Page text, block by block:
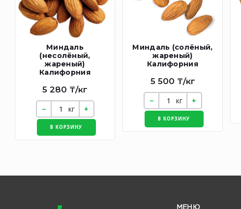
Миндаль
(несолёный,
жареный)
Калифорния
5 280 ₸/кг
кг
В КОРЗИНУ
Миндаль (солёный,
жареный)
Калифорния
5 500 ₸/кг
кг
В КОРЗИНУ
МЕНЮ